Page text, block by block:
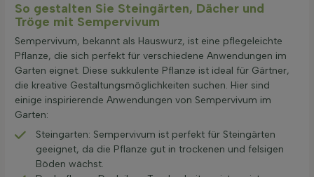
So gestalten Sie Steingärten, Dächer und
Tröge mit Sempervivum
Sempervivum, bekannt als Hauswurz, ist eine pflegeleichte
Pflanze, die sich perfekt für verschiedene Anwendungen im
Garten eignet. Diese sukkulente Pflanze ist ideal für Gärtner,
die kreative Gestaltungsmöglichkeiten suchen. Hier sind
einige inspirierende Anwendungen von Sempervivum im
Garten:
Steingarten: Sempervivum ist perfekt für Steingärten
geeignet, da die Pflanze gut in trockenen und felsigen
Böden wächst.